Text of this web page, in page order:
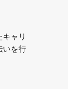
ャリ
いを行